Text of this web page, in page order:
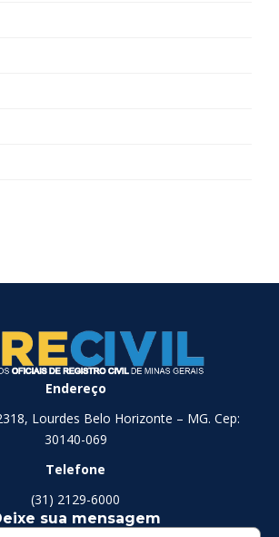
Endereço
Lourdes Belo Horizonte – MG. Cep:
30140-069
Telefone
(31) 2129-6000
sua mensagem